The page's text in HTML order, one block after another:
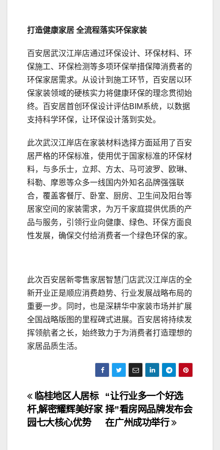
打造健康家居 全流程落实环保家装
百安居武汉江岸店通过环保设计、环保材料、环
保施工、环保检测等多项环保举措保障消费者的
环保家居需求。从设计到施工环节，百安居以环
保家装领域的硬核实力将健康环保的理念贯彻始
终。百安居首创环保设计评估BIM系统，以数据
支持科学环保，让环保设计落到实处。
此次武汉江岸店在家装材料选择方面延用了百安
居严格的环保标准，使用优于国家标准的环保材
料，与多乐士，立邦、方太、马可波罗、欧琳、
科勒、摩恩等众多一线国内外知名品牌强强联
合，覆盖客餐厅、卧室、厨房、卫生间及阳台等
居家空间的家装需求，为万千家庭提供优质的产
品与服务，引领行业向健康、绿色、环保方面良
性发展，确保交付给消费者一个绿色环保的家。
此次百安居新零售家居智慧门店武汉江岸店的全
新开业正是顺应消费趋势、行业发展战略布局的
重要一步。同时，也是深耕华中家装市场并扩展
全国战略版图的里程碑式进展。百安居将持续发
挥领航者之长，始终致力于为消费者打造理想的
家居品质生活。
文
章
“让行业多一个好选
择”看房网品牌发布会
在广州成功举行
临桂地区人居标
杆,解密耀辉美好家
园七大核心优势